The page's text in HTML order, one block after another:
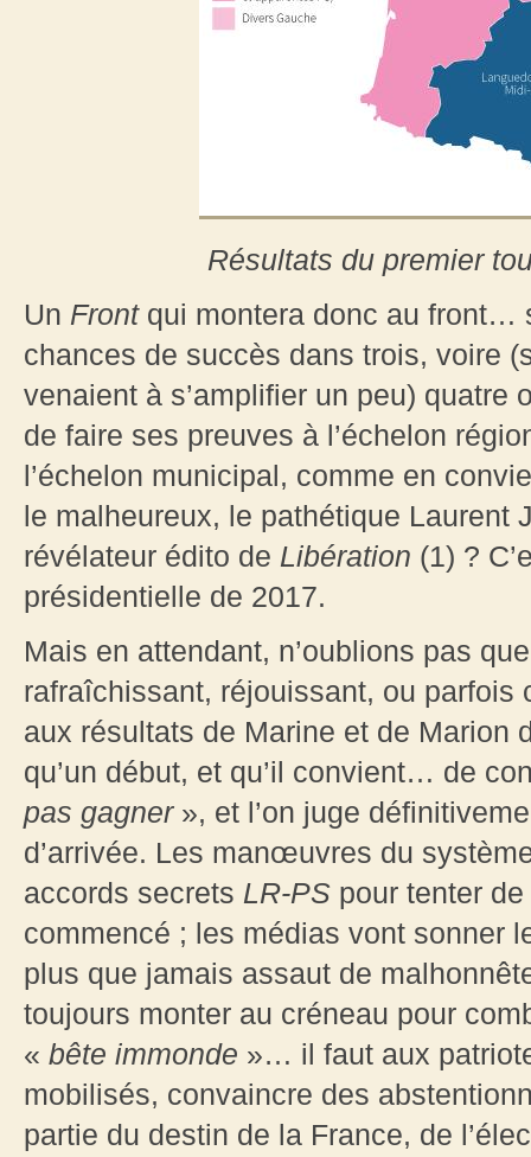
Résultats du premier
Un Frontqui montera donc au front…
chances de succès dans trois, voire
venaient à s’amplifier un peu)
de faire ses preuves à l’échelon
l’échelon municipal, comme en
le malheureux, le pathétique Laurent
révélateur édito de Libération (1) ?
présidentielle de 2017.
Mais en attendant, n’oublions pas
rafraîchissant, réjouissant, ou
aux résultats de Marine et de Marion
qu’un début, et qu’il convient… de
pas gagner», et l’on juge
d’arrivée. Les manœuvres du
accords secrets LR-PS pour tenter
commencé ; les médias vont sonner
plus que jamais assaut de
toujours monter au créneau pour
« bête immonde »… il faut aux
mobilisés, convaincre des
partie du destin de la France, de